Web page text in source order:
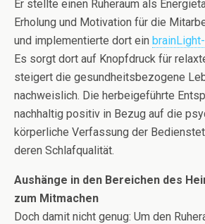
Er stellte einen Ruheraum als
Erholung und Motivation für die
und implementierte dort ein
Es sorgt dort auf Knopfdruck für
steigert die gesundheitsbezogene
nachweislich. Die herbeigeführte
nachhaltig positiv in Bezug auf die
körperliche Verfassung der
deren Schlafqualität.
Aushänge in den Bereichen des
zum Mitmachen
Doch damit nicht genug: Um den